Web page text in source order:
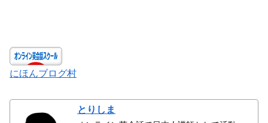
にほんブログ村
とりしま